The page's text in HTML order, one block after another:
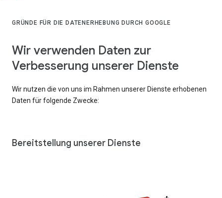
GRÜNDE FÜR DIE DATENERHEBUNG DURCH GOOGLE
Wir verwenden Daten zur
Verbesserung unserer Dienste
Wir nutzen die von uns im Rahmen unserer Dienste erhobenen
Daten für folgende Zwecke:
Bereitstellung unserer Dienste